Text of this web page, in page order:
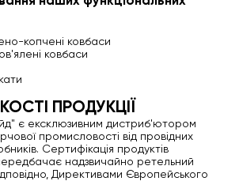
копчені ковбаси
ковбаси
ПРОДУКЦІЇ
є ексклюзивним дистриб'ютором
промисловості від провідних
Сертифікація продуктів
надзвичайно ретельний
Директивами Європейського